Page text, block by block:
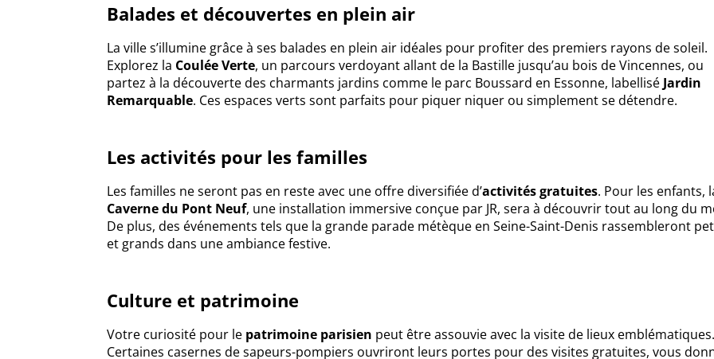
Balades et découvertes en plein air
La ville s’illumine grâce à ses balades en plein air idéales pour profiter des premiers rayons de soleil.
Explorez la Coulée Verte, un parcours verdoyant allant de la Bastille jusqu’au bois de Vincennes, ou
partez à la découverte des charmants jardins comme le parc Boussard en Essonne, labellisé Jardin
Remarquable. Ces espaces verts sont parfaits pour piquer niquer ou simplement se détendre.
Les activités pour les familles
Les familles ne seront pas en reste avec une offre diversifiée d’activités gratuites. Pour les enfants,
Caverne du Pont Neuf, une installation immersive conçue par JR, sera à découvrir tout au long du
De plus, des événements tels que la grande parade métèque en Seine-Saint-Denis rassembleront
et grands dans une ambiance festive.
Culture et patrimoine
Votre curiosité pour le patrimoine parisien peut être assouvie avec la visite de lieux emblématiques.
Certaines casernes de sapeurs-pompiers ouvriront leurs portes pour des visites gratuites, vous